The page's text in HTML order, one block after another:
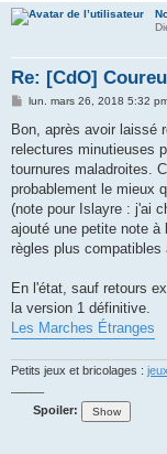
Re: [CdO]
M
s
a
g
lun. mars 26, 2018 5:32
Bon, après avoir laissé
relectures minutieuses
tournures maladroites.
probablement le mieux
(note pour Islayre : j'ai
ajouté une petite note à
règles plus compatibles
En l'état, sauf retours
la version 1 définitive.
Les Marches Étranges
Petits jeux et bricolages :
Spoiler: